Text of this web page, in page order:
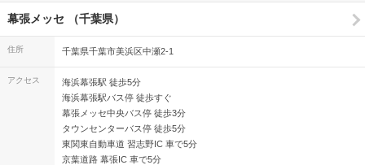
幕張メッセ （千葉県）
住所 千葉県千葉市美浜区中瀬2-1
アクセス
海浜幕張駅 徒歩5分
海浜幕張駅バス停 徒歩すぐ
幕張メッセ中央バス停 徒歩3分
タウンセンターバス停 徒歩5分
東関東自動車道 習志野IC 車で5分
京葉道路 幕張IC 車で5分